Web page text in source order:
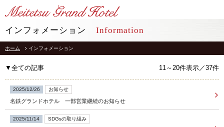
LANGUAGE
TOP トップ
STAY 宿泊
RESTAURANT レストラン
インフォメーション Information
ホーム インフォメーション
▼全ての記事 11～20件表示／37件
2025/12/26 お知らせ
名鉄グランドホテル 一部営業継続のお知らせ
2025/11/14 SDGsの取り組み